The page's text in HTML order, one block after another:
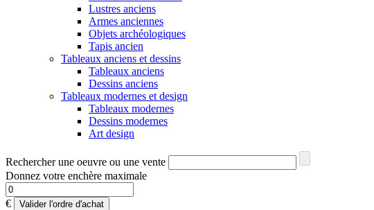
Lustres anciens
Armes anciennes
Objets archéologiques
Tapis ancien
Tableaux anciens et dessins
Tableaux anciens
Dessins anciens
Tableaux modernes et design
Tableaux modernes
Dessins modernes
Art design
Rechercher une oeuvre ou une vente
Donnez votre enchère maximale
€ Valider l'ordre d'achat